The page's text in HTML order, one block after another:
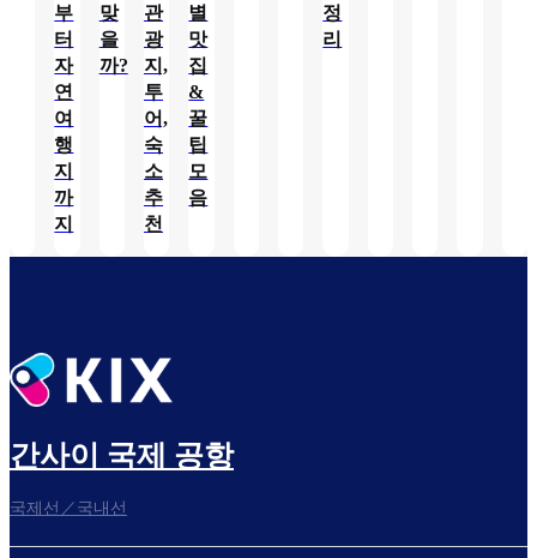
부
터
자
연
여
행
지
까
지
맞
을
까?
관
광
지,
투
어,
숙
소
추
천
별
맛
집
&
꿀
팁
모
음
정
리
간사이 국제 공항
국제선／국내선